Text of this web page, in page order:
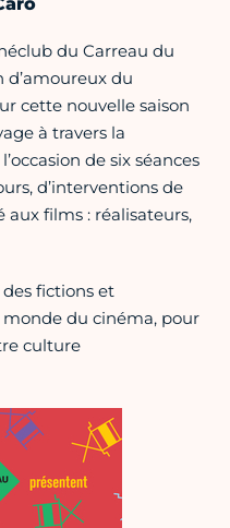
du Carreau du
d’amoureux du
cette nouvelle saison
à travers la
de six séances
d’interventions de
aux films : réalisateurs,
des fictions et
du cinéma, pour
culture